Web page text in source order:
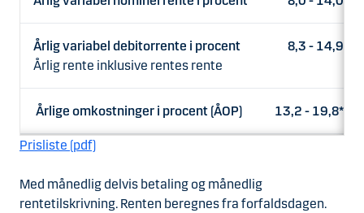
Årlig variabel debitorrente i procent
Årlig rente inklusive rentes rente
8,3 - 14,9
Årlige omkostninger i procent (ÅOP) 13,2 - 19,8*
Prisliste (pdf)
Med månedlig delvis betaling og månedlig
rentetilskrivning. Renten beregnes fra forfaldsdagen.